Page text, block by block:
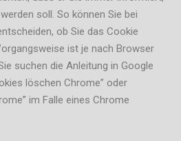
soll. So können Sie bei
ob Sie das Cookie
ist je nach Browser
suchen die Anleitung in Google
löschen Chrome” oder
im Falle eines Chrome